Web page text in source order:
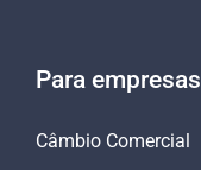
Para empresas
Câmbio Comercial